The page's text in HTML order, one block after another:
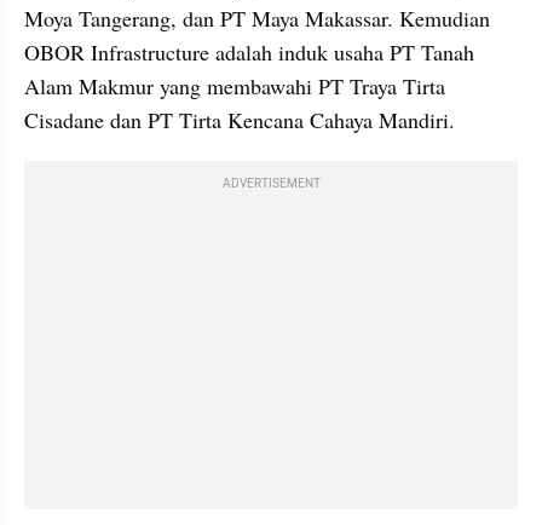
Moya Tangerang, dan PT Maya Makassar. Kemudian
OBOR Infrastructure adalah induk usaha PT Tanah
Alam Makmur yang membawahi PT Traya Tirta
Cisadane dan PT Tirta Kencana Cahaya Mandiri.
ADVERTISEMENT